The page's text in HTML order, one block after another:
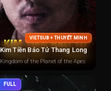
VIETSUB + THUYẾT MINH
Kim Tiền Báo Tử Thang Long
Kingdom of the Planet of the Apes
FULL